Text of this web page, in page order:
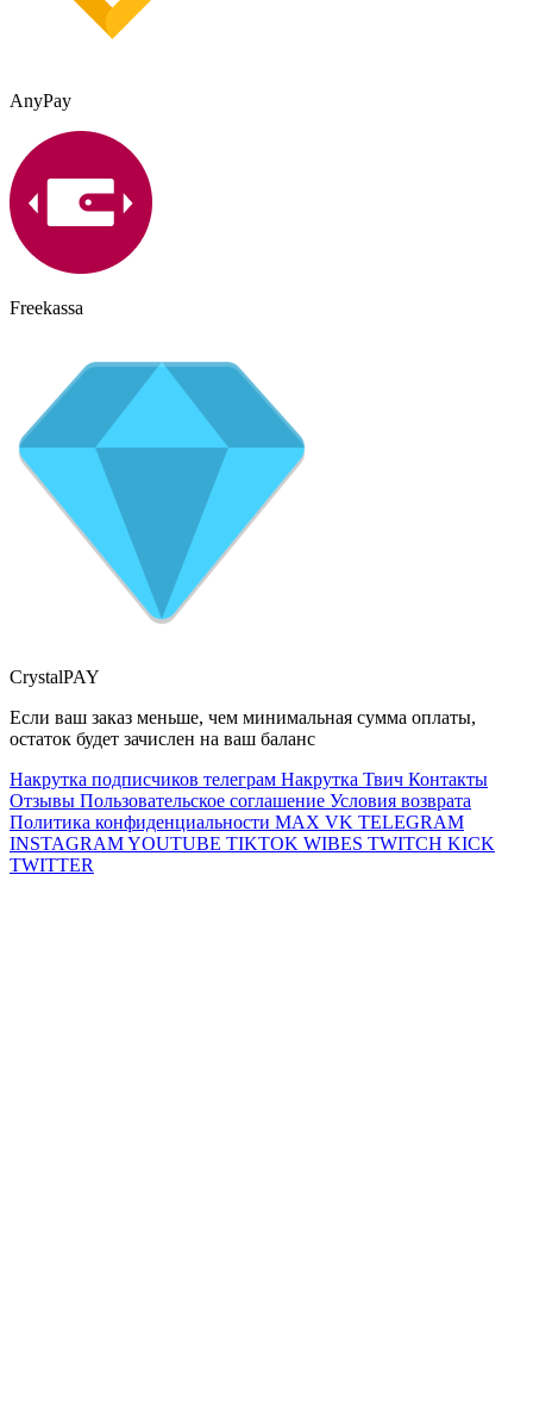
AnyPay
Freekassa
CrystalPAY
Если ваш заказ меньше, чем минимальная сумма оплаты,
остаток будет зачислен на ваш баланс
Накрутка подписчиков телеграм Накрутка Твич Контакты
Отзывы Пользовательское соглашение Условия возврата
Политика конфиденциальности MAX VK TELEGRAM
INSTAGRAMYOUTUBE TIKTOK WIBES TWITCH KICK
TWITTER